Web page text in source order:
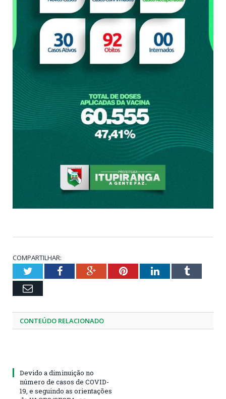
COMPARTILHAR:
TwitterFacebookGoogle+PinterestLinkedInTumblr
Email
CONTEÚDO RELACIONADO
Devido a diminuição no
número de casos de COVID-
19, e seguindo as orientações